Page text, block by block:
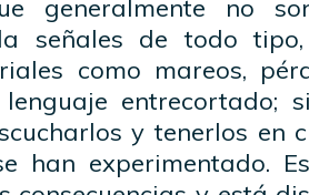
generalmente no
señales de todo
como mareos,
entrecortado;
y tenerlos en
han experimentado.